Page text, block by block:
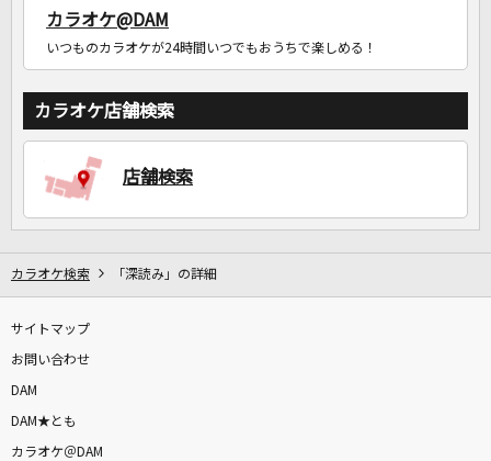
カラオケ@DAM
いつものカラオケが24時間いつでもおうちで楽しめる！
カラオケ店舗検索
店舗検索
カラオケ検索 「深読み」の詳細
サイトマップ
お問い合わせ
DAM
DAM★とも
カラオケ＠DAM